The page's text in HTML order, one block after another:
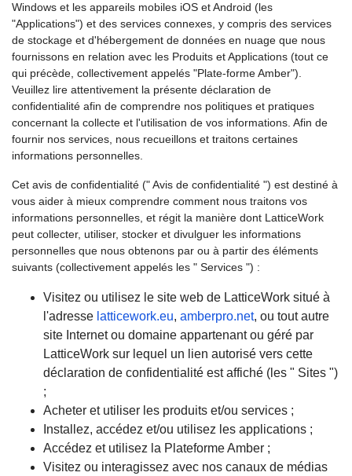
Windows et les appareils mobiles iOS et Android (les
"Applications") et des services connexes, y compris des services
de stockage et d'hébergement de données en nuage que nous
fournissons en relation avec les Produits et Applications (tout ce
qui précède, collectivement appelés "Plate-forme Amber").
Veuillez lire attentivement la présente déclaration de
confidentialité afin de comprendre nos politiques et pratiques
concernant la collecte et l'utilisation de vos informations. Afin de
fournir nos services, nous recueillons et traitons certaines
informations personnelles.
Cet avis de confidentialité (" Avis de confidentialité ") est destiné à
vous aider à mieux comprendre comment nous traitons vos
informations personnelles, et régit la manière dont LatticeWork
peut collecter, utiliser, stocker et divulguer les informations
personnelles que nous obtenons par ou à partir des éléments
suivants (collectivement appelés les " Services ") :
Visitez ou utilisez le site web de LatticeWork situé à
l'adresse latticework.eu, amberpro.net, ou tout autre
site Internet ou domaine appartenant ou géré par
LatticeWork sur lequel un lien autorisé vers cette
déclaration de confidentialité est affiché (les " Sites ")
;
Acheter et utiliser les produits et/ou services ;
Installez, accédez et/ou utilisez les applications ;
Accédez et utilisez la Plateforme Amber ;
Visitez ou interagissez avec nos canaux de médias